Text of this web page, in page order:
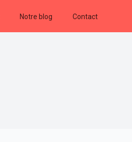
Notre blog Contact